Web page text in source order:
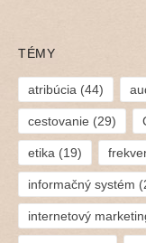
TÉMY
atribúcia (44)
cestovanie (29)
etika (19)
informačný systém
internetový